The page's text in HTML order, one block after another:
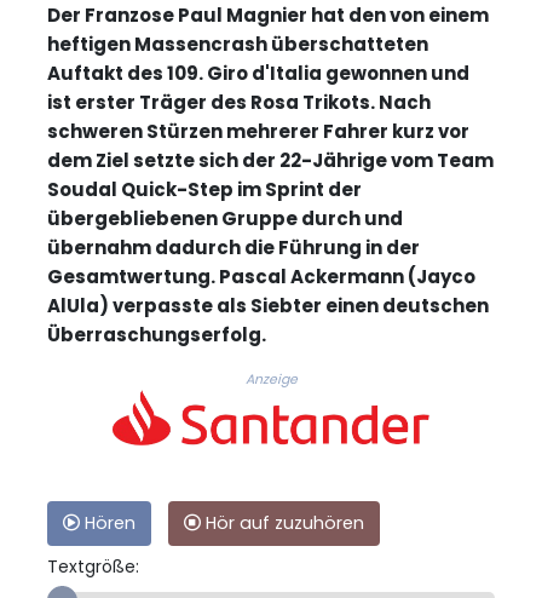
Der Franzose Paul Magnier hat den von einem
heftigen Massencrash überschatteten
Auftakt des 109. Giro d'Italia gewonnen und
ist erster Träger des Rosa Trikots. Nach
schweren Stürzen mehrerer Fahrer kurz vor
dem Ziel setzte sich der 22-Jährige vom Team
Soudal Quick-Step im Sprint der
übergebliebenen Gruppe durch und
übernahm dadurch die Führung in der
Gesamtwertung. Pascal Ackermann (Jayco
AlUla) verpasste als Siebter einen deutschen
Überraschungserfolg.
Anzeige
Hören
Hör auf zuzuhören
Textgröße: